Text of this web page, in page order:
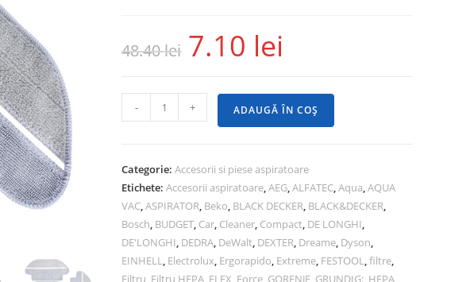
48.40lei 7.10 lei
- + ADAUGĂ ÎN COȘ
Categorie:Accesorii si piese aspiratoare
Etichete:Accesorii aspiratoare,AEG,ALFATEC,Aqua,AQUA
VAC,ASPIRATOR, Beko, BLACK DECKER, BLACK&DECKER,
Bosch, BUDGET, Car, Cleaner, Compact, DE LONGHI,
DE'LONGHI, DEDRA, DeWalt, DEXTER, Dreame, Dyson,
EINHELL, Electrolux, Ergorapido, Extreme, FESTOOL,filtre,
Filtru, Filtru HEPA, FLEX, Force, GORENJE, GRUNDIG:, HEPA,